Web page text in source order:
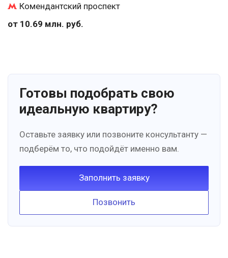
Комендантский проспект
от 10.69 млн. руб.
Готовы подобрать свою
идеальную квартиру?
Оставьте заявку или позвоните консультанту —
подберём то, что подойдёт именно вам.
Заполнить заявку
Позвонить